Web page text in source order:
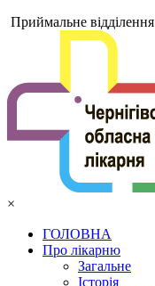
Приймальне відділення
×
ГОЛОВНА
Про лікарню
Загальне
Історія